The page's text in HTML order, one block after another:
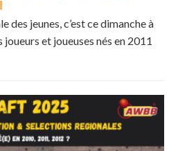
des jeunes, c’est ce dimanche à
et joueuses nés en 2011